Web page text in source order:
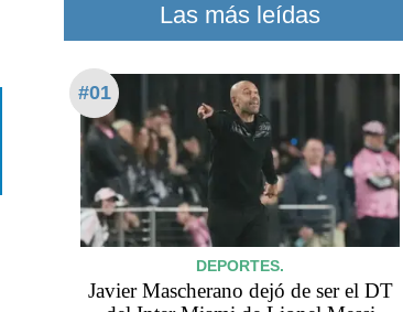
Las más leídas
#01
DEPORTES.
Javier Mascherano dejó de ser el DT